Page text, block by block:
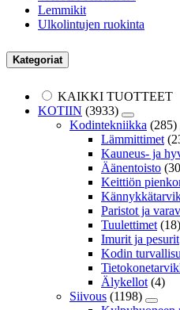
Lemmikit
Ulkolintujen ruokinta
Kategoriat
KAIKKI TUOTTEET
KOTIIN (3933)
Kodintekniikka (285)
Lämmittimet
Kauneus- ja
Äänentoisto
Keittiön
Paristot ja
Tuulettimet (18)
Imurit ja pesurit
Kodin
Älykellot (4)
Siivous (1198)